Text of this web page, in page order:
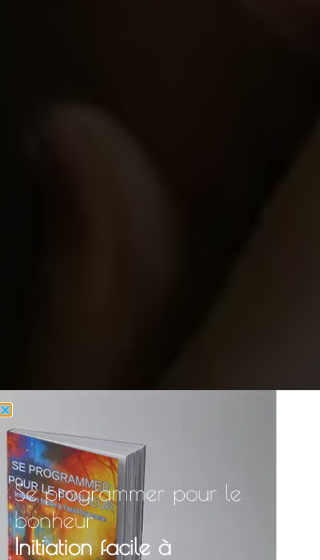
Se programmer pour le
bonheur
Initiation facile à